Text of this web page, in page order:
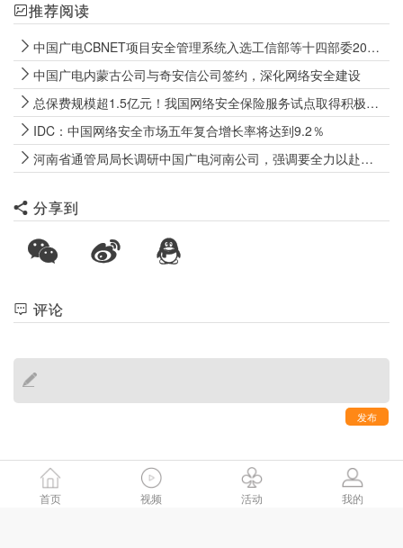
推荐阅读
中国广电CBNET项目安全管理系统入选工信部等十四部委2024年网络安全技术应用典型案例
中国广电内蒙古公司与奇安信公司签约，深化网络安全建设
总保费规模超1.5亿元！我国网络安全保险服务试点取得积极成效
IDC：中国网络安全市场五年复合增长率将达到9.2％
河南省通管局局长调研中国广电河南公司，强调要全力以赴推动化解债务
分享到
评论
发布
首页 视频 活动 我的